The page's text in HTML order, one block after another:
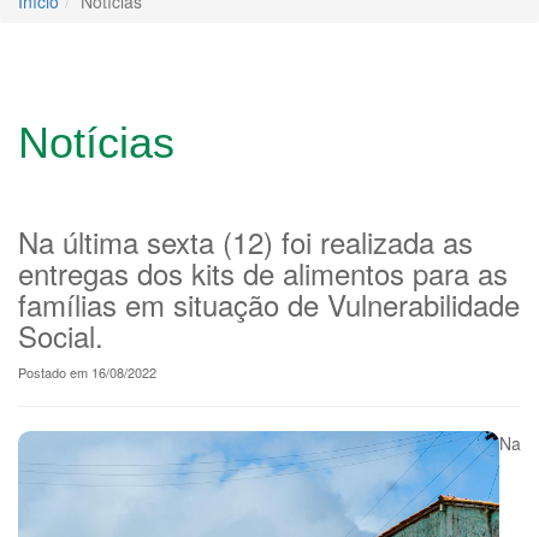
Notícias
Na última sexta (12) foi realizada as
entregas dos kits de alimentos para as
famílias em situação de Vulnerabilidade
Social.
Postado em 16/08/2022
Na